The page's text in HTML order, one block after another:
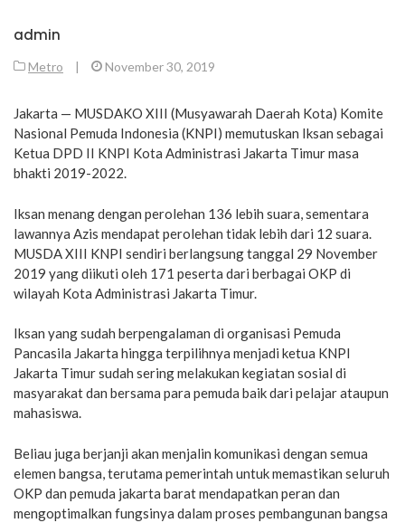
admin
Metro | November 30, 2019
Jakarta — MUSDAKO XIII (Musyawarah Daerah Kota) Komite
Nasional Pemuda Indonesia (KNPI) memutuskan Iksan sebagai
Ketua DPD II KNPI Kota Administrasi Jakarta Timur masa
bhakti 2019-2022.
Iksan menang dengan perolehan 136 lebih suara, sementara
lawannya Azis mendapat perolehan tidak lebih dari 12 suara.
MUSDA XIII KNPI sendiri berlangsung tanggal 29 November
2019 yang diikuti oleh 171 peserta dari berbagai OKP di
wilayah Kota Administrasi Jakarta Timur.
Iksan yang sudah berpengalaman di organisasi Pemuda
Pancasila Jakarta hingga terpilihnya menjadi ketua KNPI
Jakarta Timur sudah sering melakukan kegiatan sosial di
masyarakat dan bersama para pemuda baik dari pelajar ataupun
mahasiswa.
Beliau juga berjanji akan menjalin komunikasi dengan semua
elemen bangsa, terutama pemerintah untuk memastikan seluruh
OKP dan pemuda jakarta barat mendapatkan peran dan
mengoptimalkan fungsinya dalam proses pembangunan bangsa